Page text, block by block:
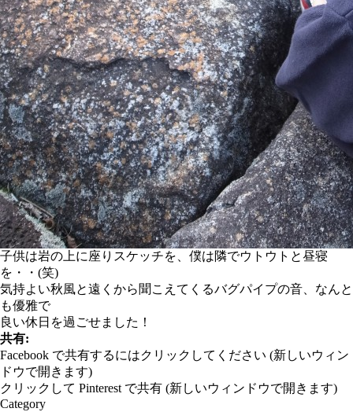
子供は岩の上に座りスケッチを、僕は隣でウトウトと昼寝
を・・(笑)
気持よい秋風と遠くから聞こえてくるバグパイプの音、なんと
も優雅で
良い休日を過ごせました！
共有:
Facebook で共有するにはクリックしてください (新しいウィン
ドウで開きます)
クリックして Pinterest で共有 (新しいウィンドウで開きます)
Category